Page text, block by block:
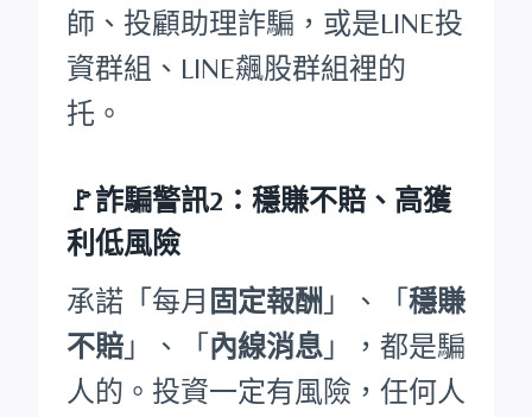
師、投顧助理詐騙，或是LINE投
資群組、LINE飆股群組裡的
托。
🚩詐騙警訊2：穩賺不賠、高獲
利低風險
承諾「每月 固定報酬 」、「 穩賺
不賠 」、「 內線消息 」，都是騙
人的。投資一定有風險，任何人